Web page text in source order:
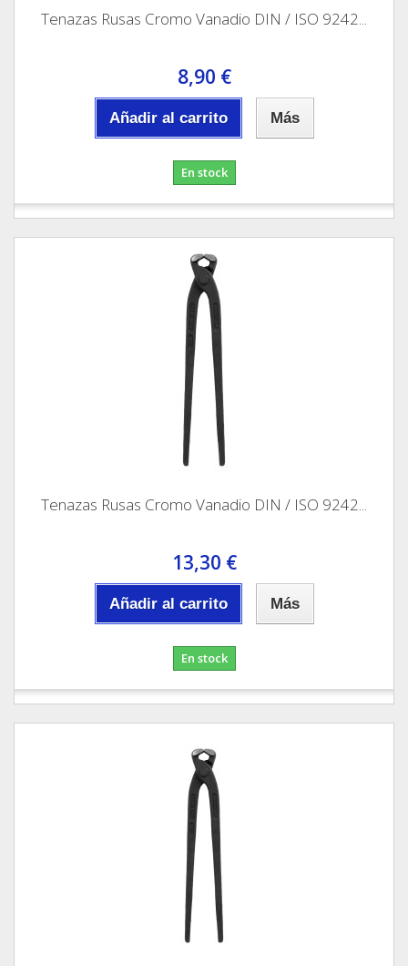
Tenazas Rusas Cromo Vanadio DIN / ISO 9242...
8,90 €
Añadir al carrito Más
En stock
Tenazas Rusas Cromo Vanadio DIN / ISO 9242...
13,30 €
Añadir al carrito Más
En stock